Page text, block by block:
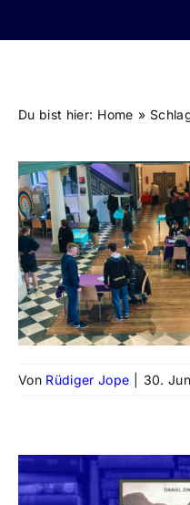
Du bist hier: Home
Von Rüdiger Jope 30.